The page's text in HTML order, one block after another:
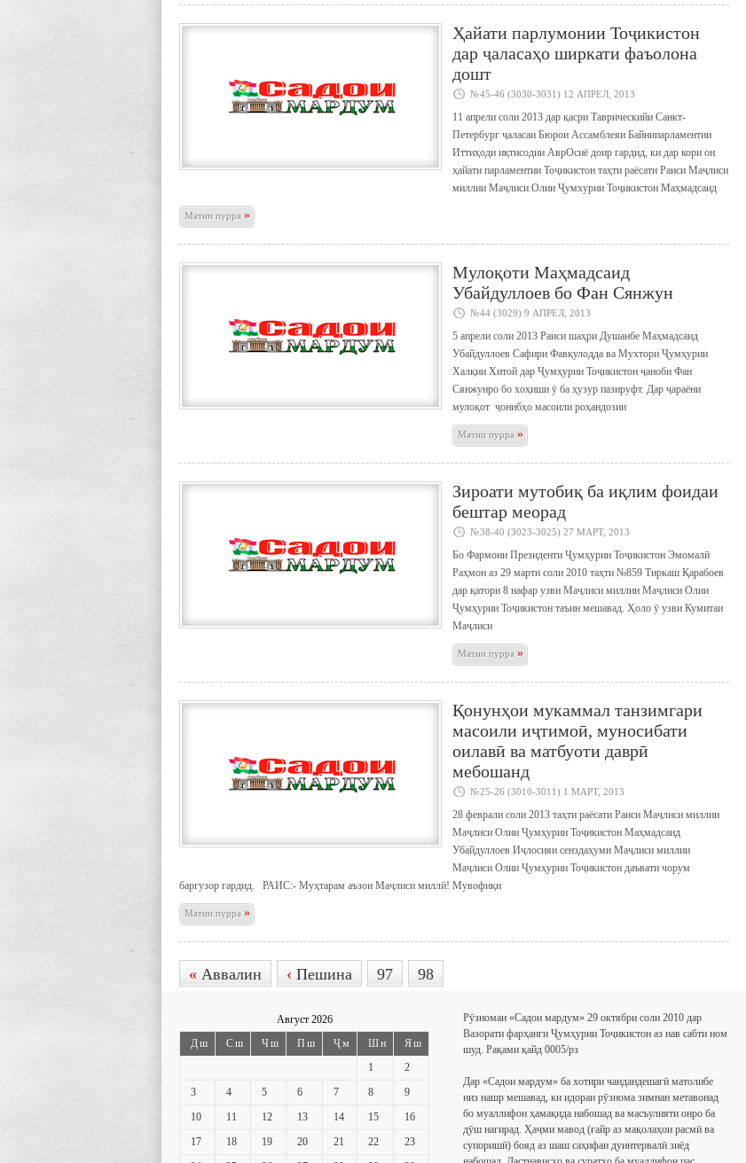
Ҳайати парлумонии Тоҷикистон
дар ҷаласаҳо ширкати фаъолона
дошт
№45-46 (3030-3031) 12 АПРЕЛ, 2013
11 апрели соли 2013 дар қасри Таврическийи Санкт-
Петербург ҷаласаи Бюрои Ассамблеяи Байнипарламентии
Иттиҳоди иқтисодии АврОсиё доир гардид, ки дар кори он
ҳайати парламентии Тоҷикистон таҳти раёсати Раиси Маҷлиси
миллии Маҷлиси Олии Ҷумхурии Тоҷикистон Маҳмадсаид
Матни пурра »
Мулоқоти Маҳмадсаид
Убайдуллоев бо Фан Сянжун
№44 (3029) 9 АПРЕЛ, 2013
5 апрели соли 2013 Раиси шаҳри Душанбе Маҳмадсаид
Убайдуллоев Сафири Фавқулодда ва Мухтори Ҷумҳурии
Халқии Хитой дар Ҷумҳурии Тоҷикистон ҷаноби Фан
Сянжунро бо хоҳиши ӯ ба ҳузур пазируфт. Дар ҷараёни
мулоқот ҷонибҳо масоили роҳандозии
Матни пурра »
Зироати мутобиқ ба иқлим фоидаи
бештар меорад
№38-40 (3023-3025) 27 МАРТ, 2013
Бо Фармони Президенти Ҷумҳурии Тоҷикистон Эмомалӣ
Раҳмон аз 29 марти соли 2010 таҳти №859 Тиркаш Қарабоев
дар қатори 8 нафар узви Маҷлиси миллии Маҷлиси Олии
Ҷумҳурии Тоҷикистон таъин мешавад. Ҳоло ӯ узви Кумитаи
Маҷлиси
Матни пурра »
Қонунҳои мукаммал танзимгари
масоили иҷтимоӣ, муносибати
оилавӣ ва матбуоти даврӣ
мебошанд
№25-26 (3010-3011) 1 МАРТ, 2013
28 феврали соли 2013 таҳти раёсати Раиси Маҷлиси миллии
Маҷлиси Олии Ҷумҳурии Тоҷикистон Маҳмадсаид
Убайдуллоев Иҷлосияи сенздаҳуми Маҷлиси миллии
Маҷлиси Олии Ҷумҳурии Тоҷикистон даъвати чорум
баргузор гардид. РАИС:- Муҳтарам аъзои Маҷлиси миллӣ! Мувофиқи
Матни пурра »
« Аввалин ‹ Пешина 97 98
Август 2026
Дш
Сш Чш Пш Ҷм Шн
Яш
1
2
3
4 5 6 7 8
9
10
11 12 13 14 15
16
17
18 19 20 21 22
23
Рӯзномаи «Садои мардум» 29 октябри соли 2010 дар
Вазорати фарҳанги Ҷумҳурии Тоҷикистон аз нав сабти ном
шуд. Рақами қайд 0005/рз
Дар «Садои мардум» ба хотири чандандешагӣ матолибе
низ нашр мешавад, ки идораи рӯзнома зимнан метавонад
бо муаллифон ҳамақида набошад ва масъулияти онро ба
дӯш нагирад. Ҳаҷми мавод (ғайр аз мақолаҳои расмӣ ва
супоришӣ) бояд аз шаш саҳифаи дуинтервалӣ зиёд